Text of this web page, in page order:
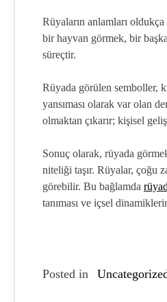
Rüyaların anlamları
bir hayvan görmek, bir
süreçtir.
Rüyada görülen semboller,
yansıması olarak var olan
olmaktan çıkarır; kişisel
Sonuç olarak, rüyada
niteliği taşır. Rüyalar, çoğu
görebilir. Bu bağlamda
tanıması ve içsel
Posted in